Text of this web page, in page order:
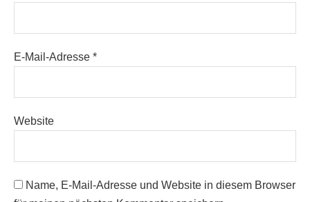
E-Mail-Adresse *
Website
Name, E-Mail-Adresse und Website in diesem Browser